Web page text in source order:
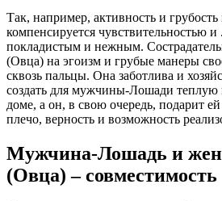
Так, например, активность и
компенсируется чувствительностью
покладистым и нежным.
(Овца) на эгоизм и грубые манеры
сквозь пальцы. Она заботлива и
создать для мужчины-Лошади
доме, а он, в свою очередь, подарит
плечо, верность и возможность
Мужчина-Лошадь и
(Овца) – совместимость